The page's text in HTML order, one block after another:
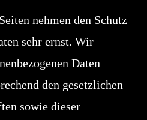
nehmen den Schutz
sehr ernst. Wir
Daten
den gesetzlichen
sowie dieser